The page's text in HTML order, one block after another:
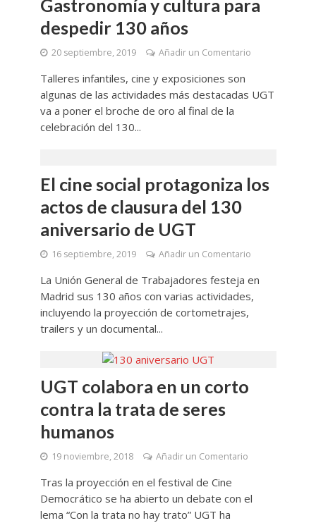
Gastronomía y cultura para
despedir 130 años
20 septiembre, 2019 Añadir un Comentario
Talleres infantiles, cine y exposiciones son
algunas de las actividades más destacadas UGT
va a poner el broche de oro al final de la
celebración del 130...
El cine social protagoniza los
actos de clausura del 130
aniversario de UGT
16 septiembre, 2019 Añadir un Comentario
La Unión General de Trabajadores festeja en
Madrid sus 130 años con varias actividades,
incluyendo la proyección de cortometrajes,
trailers y un documental...
UGT colabora en un corto
contra la trata de seres
humanos
19 noviembre, 2018 Añadir un Comentario
Tras la proyección en el festival de Cine
Democrático se ha abierto un debate con el
lema “Con la trata no hay trato” UGT ha